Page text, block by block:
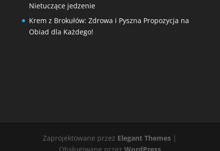
Nietuczące jedzenie
Krem z Brokułów: Zdrowa i Pyszna Propozycja na
Obiad dla Każdego!
Zaprojektowane przez Elegant Themes |